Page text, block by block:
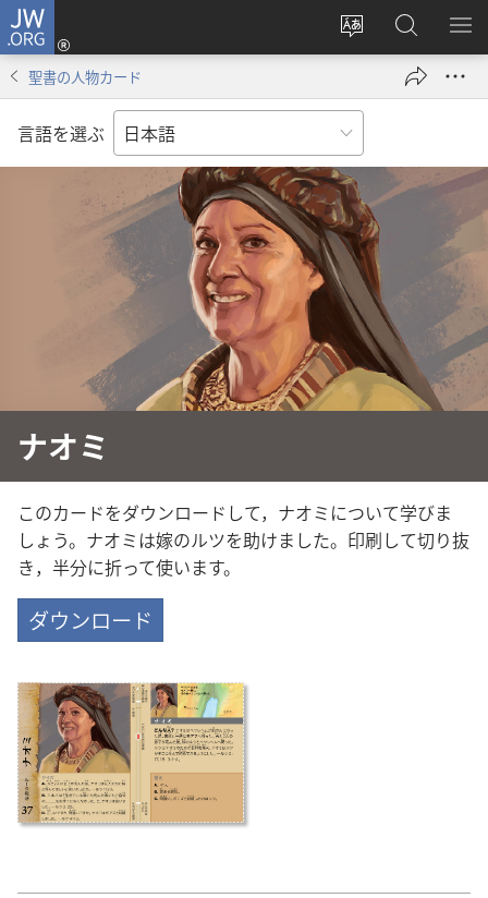
JW.ORG
サ
ト
の
言
語
を
変
え
る
ロ
グ
ン
し
い
タ
ブ
で
開
く）
JW.ORG
の
検
メ
を
聖書の人物カード
言語を選ぶ
ナオミ
このカードをダウンロードして，ナオミについて学びま
しょう。ナオミは嫁のルツを助けました。印刷して切り抜
き，半分に折って使います。
ダウンロード